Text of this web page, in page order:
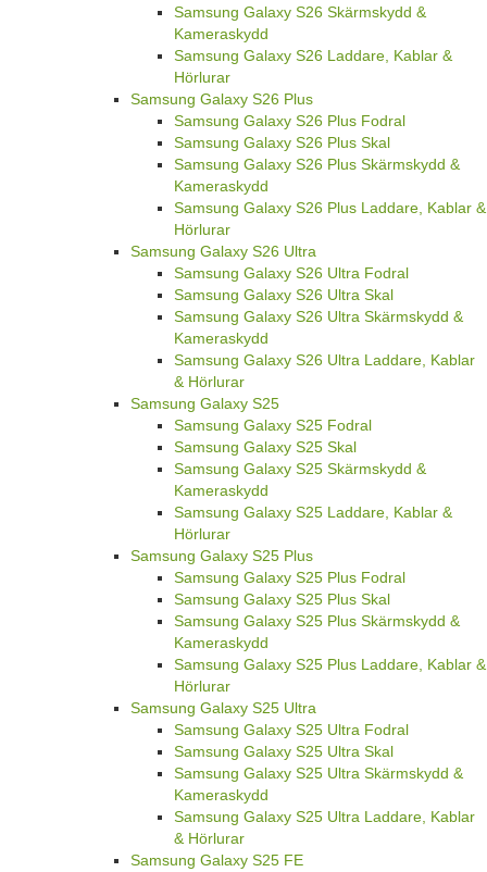
Samsung Galaxy S26 Skärmskydd &
Kameraskydd
Samsung Galaxy S26 Laddare, Kablar &
Hörlurar
Samsung Galaxy S26 Plus
Samsung Galaxy S26 Plus Fodral
Samsung Galaxy S26 Plus Skal
Samsung Galaxy S26 Plus Skärmskydd &
Kameraskydd
Samsung Galaxy S26 Plus Laddare, Kablar &
Hörlurar
Samsung Galaxy S26 Ultra
Samsung Galaxy S26 Ultra Fodral
Samsung Galaxy S26 Ultra Skal
Samsung Galaxy S26 Ultra Skärmskydd &
Kameraskydd
Samsung Galaxy S26 Ultra Laddare, Kablar
& Hörlurar
Samsung Galaxy S25
Samsung Galaxy S25 Fodral
Samsung Galaxy S25 Skal
Samsung Galaxy S25 Skärmskydd &
Kameraskydd
Samsung Galaxy S25 Laddare, Kablar &
Hörlurar
Samsung Galaxy S25 Plus
Samsung Galaxy S25 Plus Fodral
Samsung Galaxy S25 Plus Skal
Samsung Galaxy S25 Plus Skärmskydd &
Kameraskydd
Samsung Galaxy S25 Plus Laddare, Kablar &
Hörlurar
Samsung Galaxy S25 Ultra
Samsung Galaxy S25 Ultra Fodral
Samsung Galaxy S25 Ultra Skal
Samsung Galaxy S25 Ultra Skärmskydd &
Kameraskydd
Samsung Galaxy S25 Ultra Laddare, Kablar
& Hörlurar
Samsung Galaxy S25 FE